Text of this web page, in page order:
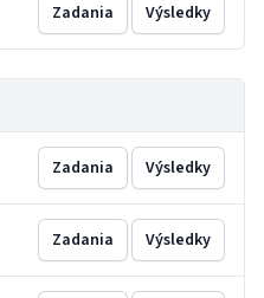
Zadania Výsledky
Zadania Výsledky
Zadania Výsledky